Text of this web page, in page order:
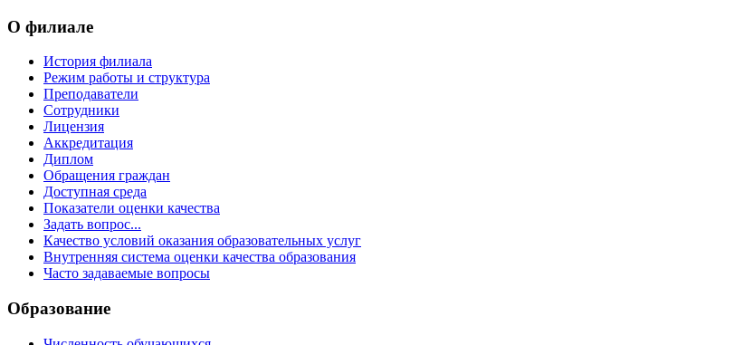
О филиале
История филиала
Режим работы и структура
Преподаватели
Сотрудники
Лицензия
Аккредитация
Диплом
Обращения граждан
Доступная среда
Показатели оценки качества
Задать вопрос...
Качество условий оказания образовательных услуг
Внутренняя система оценки качества образования
Часто задаваемые вопросы
Образование